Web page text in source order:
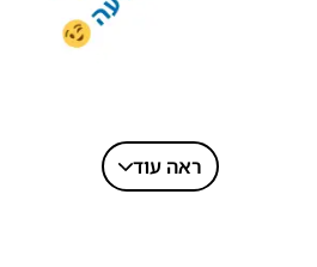
ראה עוד